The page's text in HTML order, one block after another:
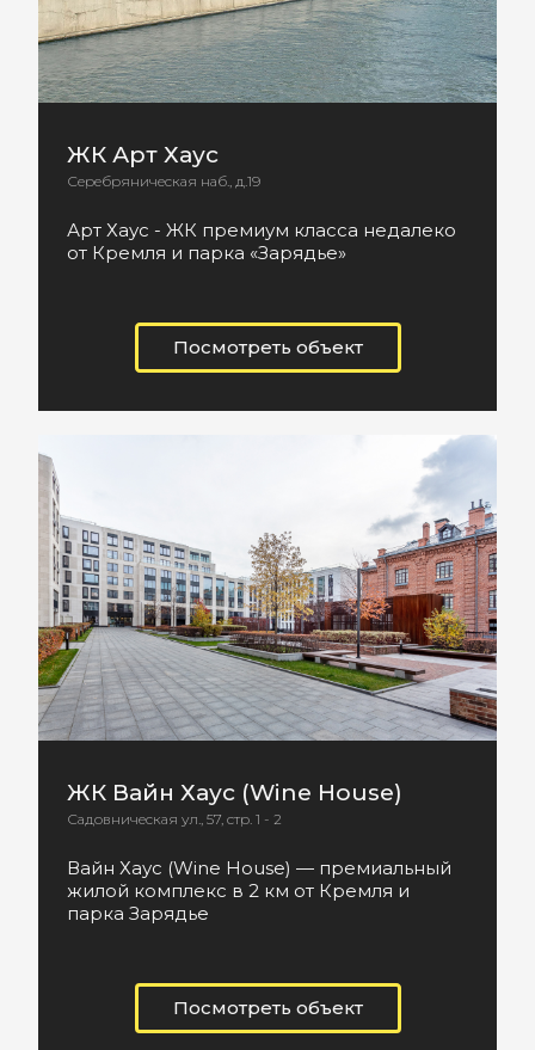
ЖК Арт Хаус
Серебряническая наб., д.19
Арт Хаус - ЖК премиум класса недалеко
от Кремля и парка «Зарядье»
Посмотреть объект
ЖК Вайн Хаус (Wine House)
Садовническая ул., 57, стр. 1 - 2
Вайн Хаус (Wine House) — премиальный
жилой комплекс в 2 км от Кремля и
парка Зарядье
Посмотреть объект